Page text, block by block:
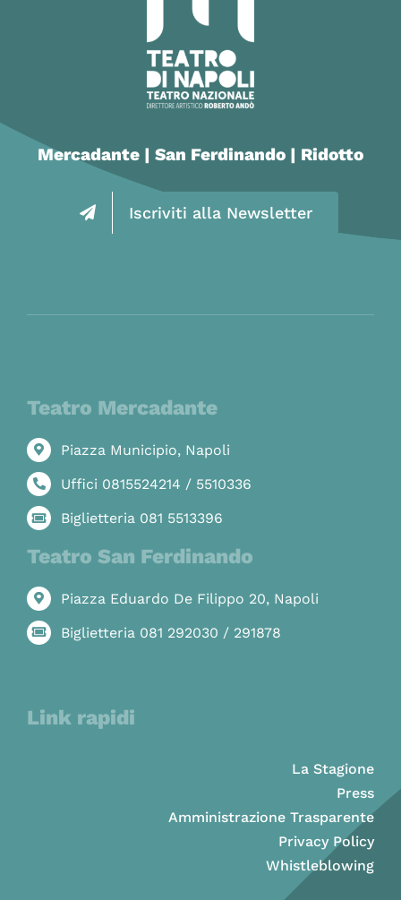
Mercadante | San Ferdinando | Ridotto
Iscriviti alla Newsletter
Teatro Mercadante
Piazza Municipio, Napoli
Uffici 0815524214 / 5510336
Biglietteria 081 5513396
Teatro San Ferdinando
Piazza Eduardo De Filippo 20, Napoli
Biglietteria 081 292030 / 291878
Link rapidi
La Stagione
Press
Amministrazione Trasparente
Privacy Policy
Whistleblowing